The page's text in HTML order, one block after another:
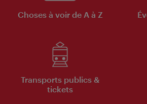
Choses à voir de A à Z
Transports publics &
tickets